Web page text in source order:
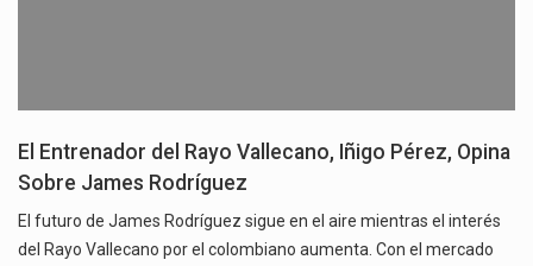
El Entrenador del Rayo Vallecano, Iñigo Pérez, Opina
Sobre James Rodríguez
El futuro de James Rodríguez sigue en el aire mientras el interés
del Rayo Vallecano por el colombiano aumenta. Con el mercado